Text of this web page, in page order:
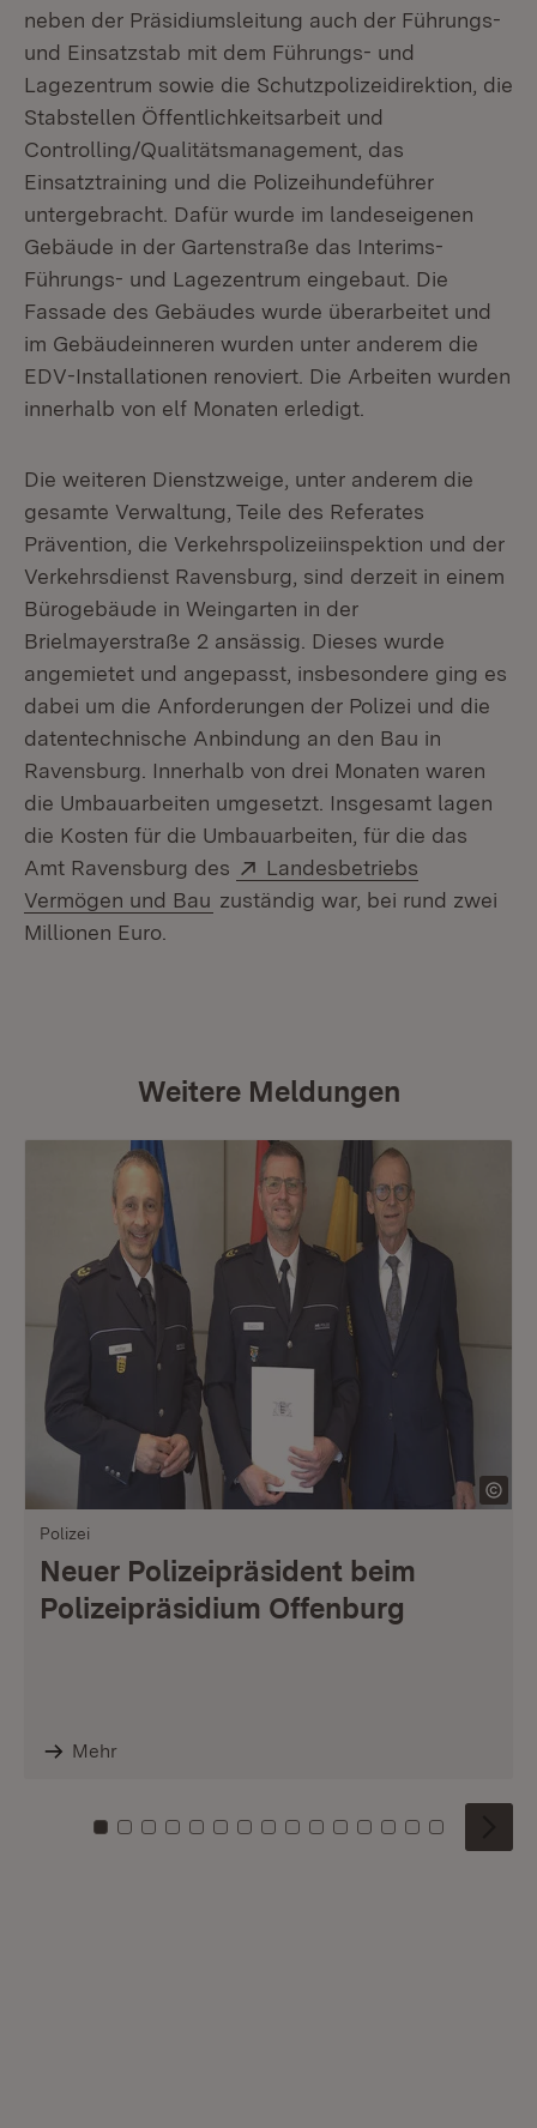
neben der Präsidiumsleitung auch der Führungs-
und Einsatzstab mit dem Führungs- und
Lagezentrum sowie die Schutzpolizeidirektion, die
Stabstellen Öffentlichkeitsarbeit und
Controlling/Qualitätsmanagement, das
Einsatztraining und die Polizeihundeführer
untergebracht. Dafür wurde im landeseigenen
Gebäude in der Gartenstraße das Interims-
Führungs- und Lagezentrum eingebaut. Die
Fassade des Gebäudes wurde überarbeitet und
im Gebäudeinneren wurden unter anderem die
EDV-Installationen renoviert. Die Arbeiten wurden
innerhalb von elf Monaten erledigt.
Die weiteren Dienstzweige, unter anderem die
gesamte Verwaltung, Teile des Referates
Prävention, die Verkehrspolizeiinspektion und der
Verkehrsdienst Ravensburg, sind derzeit in einem
Bürogebäude in Weingarten in der
Brielmayerstraße 2 ansässig. Dieses wurde
angemietet und angepasst, insbesondere ging es
dabei um die Anforderungen der Polizei und die
datentechnische Anbindung an den Bau in
Ravensburg. Innerhalb von drei Monaten waren
die Umbauarbeiten umgesetzt. Insgesamt lagen
die Kosten für die Umbauarbeiten, für die das
Amt Ravensburg des
Extern:
Landesbetriebs
Vermögen und Bau (Öffnet in neuem Fenster)
zuständig war, bei rund zwei
Millionen Euro.
Weitere Meldungen
Polizei
Neuer Polizeipräsident beim
Polizeipräsidium Offenburg
Mehr
Zu Kachel: 0
Zu Kachel: 1
Zu Kachel: 2
Zu Kachel: 3
Zu Kachel: 4
Zu Kachel: 5
Zu Kachel: 6
Zu Kachel: 7
Zu Kachel: 8
Zu Kachel: 9
Zu Kachel: 10
Zu Kachel: 11
Zu Kachel: 12
Zu Kachel:
Zu